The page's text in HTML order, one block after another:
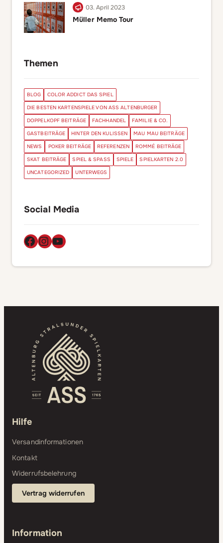
03. April 2023
Müller Memo Tour
Themen
BLOG
COLOR ADDICT DAS SPIEL
DIE BESTEN KARTENSPIELE VON ASS ALTENBURGER
DOPPELKOPF BEITRÄGE
FACHHANDEL
FAMILIE & CO.
GASTBEITRÄGE
HINTER DEN KULISSEN
MAU MAU BEITRÄGE
NEWS
POKER BEITRÄGE REFERENZEN
ROMMÉ BEITRÄGE
SKAT BEITRÄGE
SPIEL & SPASS SPIELE
SPIELKARTEN 2.0
UNCATEGORIZED
UNTERWEGS
Social Media
Facebook
Instagram
YouTube
Hilfe
Versandinformationen
Kontakt
Widerrufsbelehrung
Vertrag widerrufen
Information